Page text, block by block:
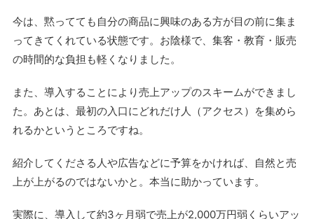
今は、黙ってても自分の商品に興味のある方が目の前に集ま
ってきてくれている状態です。お陰様で、集客・教育・販売
の時間的な負担も軽くなりました。
また、導入することにより売上アップのスキームができまし
た。あとは、最初の入口にどれだけ人（アクセス）を集めら
れるかというところですね。
紹介してくださる人や広告などに予算をかければ、自然と売
上が上がるのではないかと。本当に助かっています。
実際に、導入して約3ヶ月弱で売上が2,000万円弱くらいアッ